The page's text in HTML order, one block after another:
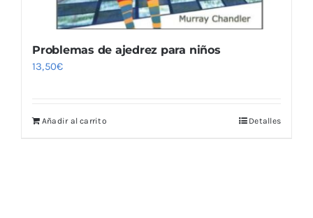
Problemas de ajedrez para niños
13,50€
Añadir al carrito Detalles